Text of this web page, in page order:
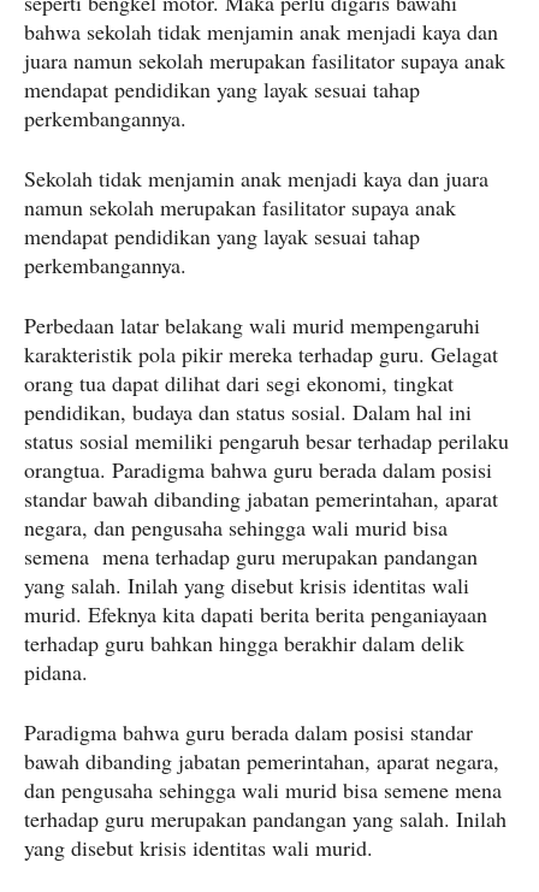
bahwa sekolah tidak menjamin anak menjadi kaya dan
juara namun sekolah merupakan fasilitator supaya anak
mendapat pendidikan yang layak sesuai tahap
perkembangannya.
Sekolah tidak menjamin anak menjadi kaya dan juara
namun sekolah merupakan fasilitator supaya anak
mendapat pendidikan yang layak sesuai tahap
perkembangannya.
Perbedaan latar belakang wali murid mempengaruhi
karakteristik pola pikir mereka terhadap guru. Gelagat
orang tua dapat dilihat dari segi ekonomi, tingkat
pendidikan, budaya dan status sosial. Dalam hal ini
status sosial memiliki pengaruh besar terhadap perilaku
orangtua. Paradigma bahwa guru berada dalam posisi
standar bawah dibanding jabatan pemerintahan, aparat
negara, dan pengusaha sehingga wali murid bisa
semena mena terhadap guru merupakan pandangan
yang salah. Inilah yang disebut krisis identitas wali
murid. Efeknya kita dapati berita berita penganiayaan
terhadap guru bahkan hingga berakhir dalam delik
pidana.
Paradigma bahwa guru berada dalam posisi standar
bawah dibanding jabatan pemerintahan, aparat negara,
dan pengusaha sehingga wali murid bisa semene mena
terhadap guru merupakan pandangan yang salah. Inilah
yang disebut krisis identitas wali murid.